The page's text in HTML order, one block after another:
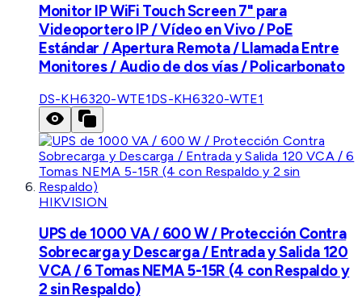
Monitor IP WiFi Touch Screen 7" para
Videoportero IP / Vídeo en Vivo / PoE
Estándar / Apertura Remota / Llamada Entre
Monitores / Audio de dos vías / Policarbonato
DS-KH6320-WTE1DS-KH6320-WTE1
HIKVISION
UPS de 1000 VA / 600 W / Protección Contra
Sobrecarga y Descarga / Entrada y Salida 120
VCA / 6 Tomas NEMA 5-15R (4 con Respaldo y
2 sin Respaldo)